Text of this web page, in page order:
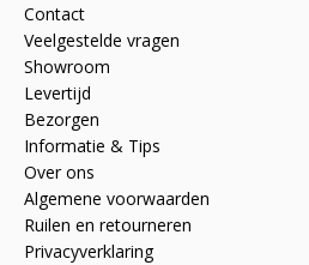
Contact
Veelgestelde vragen
Showroom
Levertijd
Bezorgen
Informatie & Tips
Over ons
Algemene voorwaarden
Ruilen en retourneren
Privacyverklaring